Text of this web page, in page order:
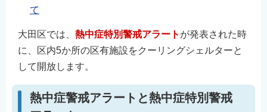
て
大田区では、 熱中症特別警戒アラート が発表された時
に、区内5か所の区有施設をクーリングシェルターと
して開放します。
熱中症警戒アラートと熱中症特別警戒